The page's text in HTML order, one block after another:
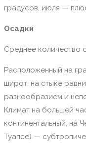
градусов, июля —
Осадки
Среднее количество
Расположенный на
широт, на стыке
разнообразием и
Климат на большей
континентальный,
Туапсе) —